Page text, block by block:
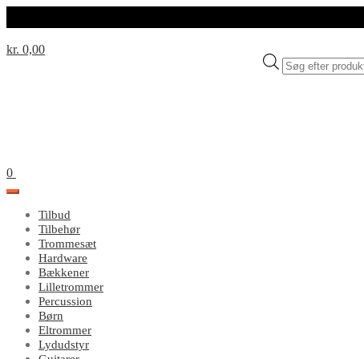
Products
search
kr. 0,00
0
Tilbud
Tilbehør
Trommesæt
Hardware
Bækkener
Lilletrommer
Percussion
Børn
Eltrommer
Lydudstyr